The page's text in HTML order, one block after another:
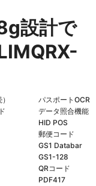
設計で
パスポートOCR
データ照合機能
HID POS
郵便コード
GS1 Databar
GS1-128
QRコード
PDF417